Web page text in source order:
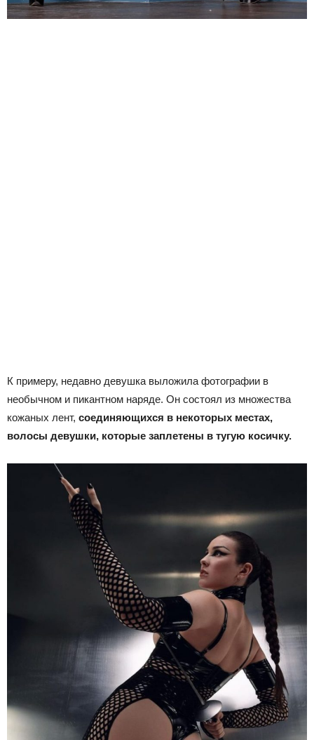
К примеру, недавно девушка выложила фотографии в
необычном и пикантном наряде. Он состоял из множества
кожаных лент, соединяющихся в некоторых местах,
волосы девушки, которые заплетены в тугую косичку.